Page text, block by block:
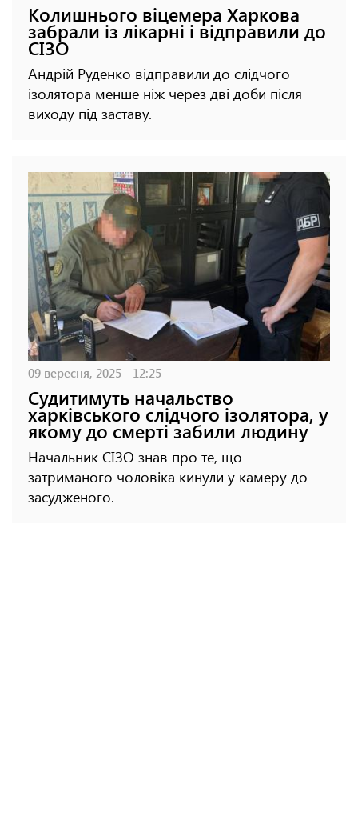
Колишнього віцемера Харкова
забрали із лікарні і відправили до
СІЗО
Андрій Руденко відправили до слідчого
ізолятора менше ніж через дві доби після
виходу під заставу.
09 вересня, 2025 - 12:25
Судитимуть начальство
харківського слідчого ізолятора, у
якому до смерті забили людину
Начальник СІЗО знав про те, що
затриманого чоловіка кинули у камеру до
засудженого.